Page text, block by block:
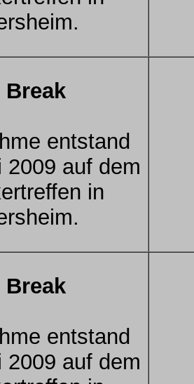
Break
entstand
2009 auf dem
in
Break
entstand
2009 auf dem